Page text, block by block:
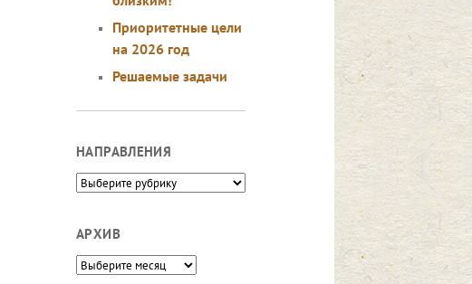
Приоритетные цели
на 2026 год
Решаемые задачи
НАПРАВЛЕНИЯ
Направления
АРХИВ
Архив